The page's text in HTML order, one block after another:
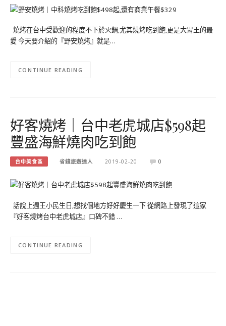
燒烤在台中受歡迎的程度不下於火鍋,尤其燒烤吃到飽,更是大胃王的最
愛 今天要介紹的『野安燒烤』就是…
CONTINUE READING
好客燒烤｜台中老虎城店$598起
豐盛海鮮燒肉吃到飽
台中美食區 省錢旅遊達人 2019-02-20 0
話說上週王小民生日,想找個地方好好慶生一下 從網路上發現了這家
『好客燒烤台中老虎城店』口碑不錯 …
CONTINUE READING